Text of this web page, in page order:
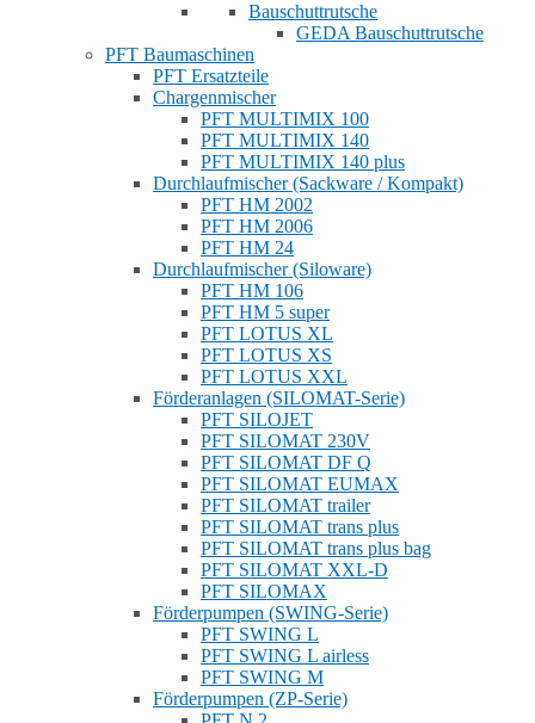
Bauschuttrutsche
GEDA Bauschuttrutsche
PFT Baumaschinen
PFT Ersatzteile
Chargenmischer
PFT MULTIMIX 100
PFT MULTIMIX 140
PFT MULTIMIX 140 plus
Durchlaufmischer (Sackware / Kompakt)
PFT HM 2002
PFT HM 2006
PFT HM 24
Durchlaufmischer (Siloware)
PFT HM 106
PFT HM 5 super
PFT LOTUS XL
PFT LOTUS XS
PFT LOTUS XXL
Förderanlagen (SILOMAT-Serie)
PFT SILOJET
PFT SILOMAT 230V
PFT SILOMAT DF Q
PFT SILOMAT EUMAX
PFT SILOMAT trailer
PFT SILOMAT trans plus
PFT SILOMAT trans plus bag
PFT SILOMAT XXL-D
PFT SILOMAX
Förderpumpen (SWING-Serie)
PFT SWING L
PFT SWING L airless
PFT SWING M
Förderpumpen (ZP-Serie)